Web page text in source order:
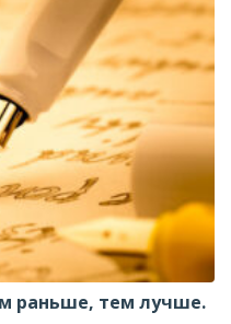
раньше, тем лучше.